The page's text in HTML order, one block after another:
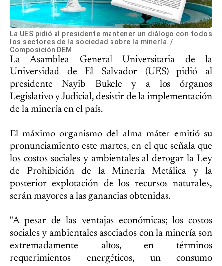
La UES pidió al presidente mantener un diálogo con todos
los sectores de la sociedad sobre la minería. /
Composición DEM
La Asamblea General Universitaria de la
Universidad de El Salvador (UES) pidió al
presidente Nayib Bukele y a los órganos
Legislativo y Judicial, desistir de la implementación
de la minería en el país.
El máximo organismo del alma máter emitió su
pronunciamiento este martes, en el que señala que
los costos sociales y ambientales al derogar la Ley
de Prohibición de la Minería Metálica y la
posterior explotación de los recursos naturales,
serán mayores a las ganancias obtenidas.
"A pesar de las ventajas económicas; los costos
sociales y ambientales asociados con la minería son
extremadamente altos, en términos
requerimientos energéticos, un consumo